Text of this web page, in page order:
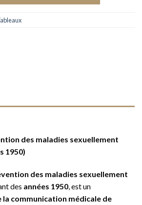
des maladies sexuellement
1950)
des maladies sexuellement
des années 1950 , est un
communication médicale de